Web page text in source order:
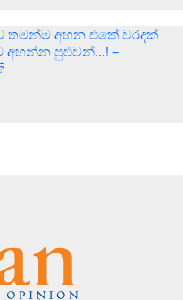
තමන්ම අහන එකේ වරදක්
අහන්න පුළුවන්…! –